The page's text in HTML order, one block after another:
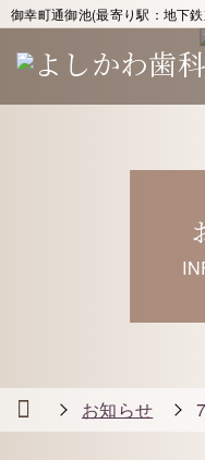
御幸町通御池(最寄り駅：地下
お知らせ